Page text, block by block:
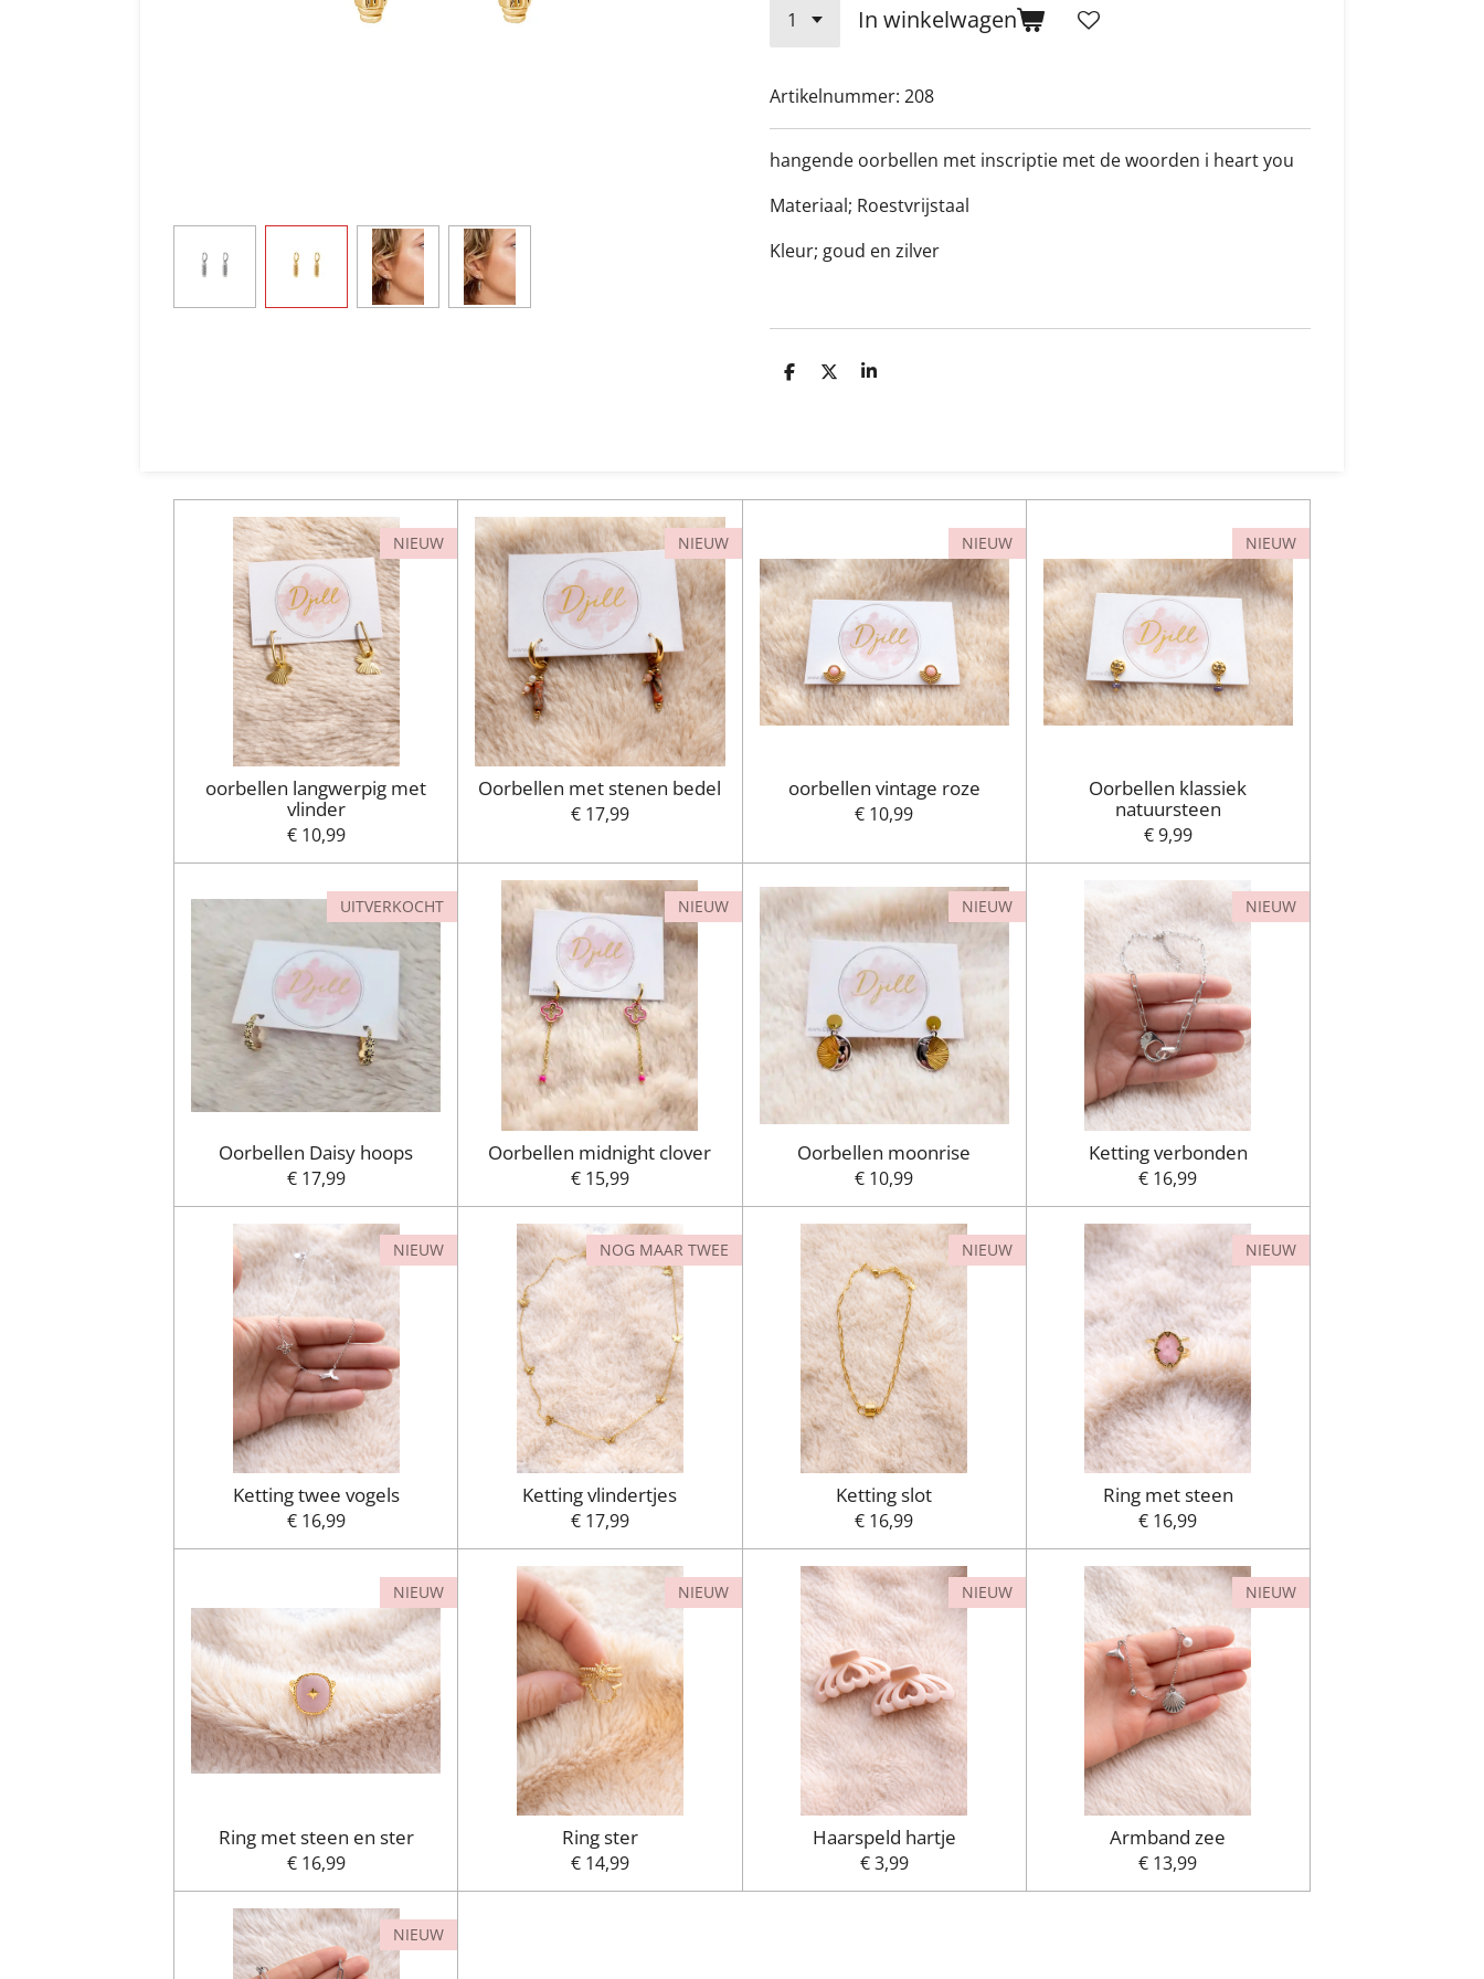
In winkelwagen
Artikelnummer: 208
hangende oorbellen met inscriptie met de woorden i heart you
Materiaal; Roestvrijstaal
Kleur; goud en zilver
D
D
S
NIEUW
oorbellen langwerpig met
vlinder
€ 10,99
NIEUW
Oorbellen met stenen bedel
€ 17,99
NIEUW
oorbellen vintage roze
€ 10,99
NIEUW
Oorbellen klassiek
natuursteen
€ 9,99
UITVERKOCHT
Oorbellen Daisy hoops
€ 17,99
NIEUW
Oorbellen midnight clover
€ 15,99
NIEUW
Oorbellen moonrise
€ 10,99
NIEUW
Ketting verbonden
€ 16,99
NIEUW
Ketting twee vogels
€ 16,99
NOG MAAR TWEE
Ketting vlindertjes
€ 17,99
NIEUW
Ketting slot
€ 16,99
NIEUW
Ring met steen
€ 16,99
NIEUW
Ring met steen en ster
€ 16,99
NIEUW
Ring ster
€ 14,99
NIEUW
Haarspeld hartje
€ 3,99
NIEUW
Armband zee
€ 13,99
NIEUW